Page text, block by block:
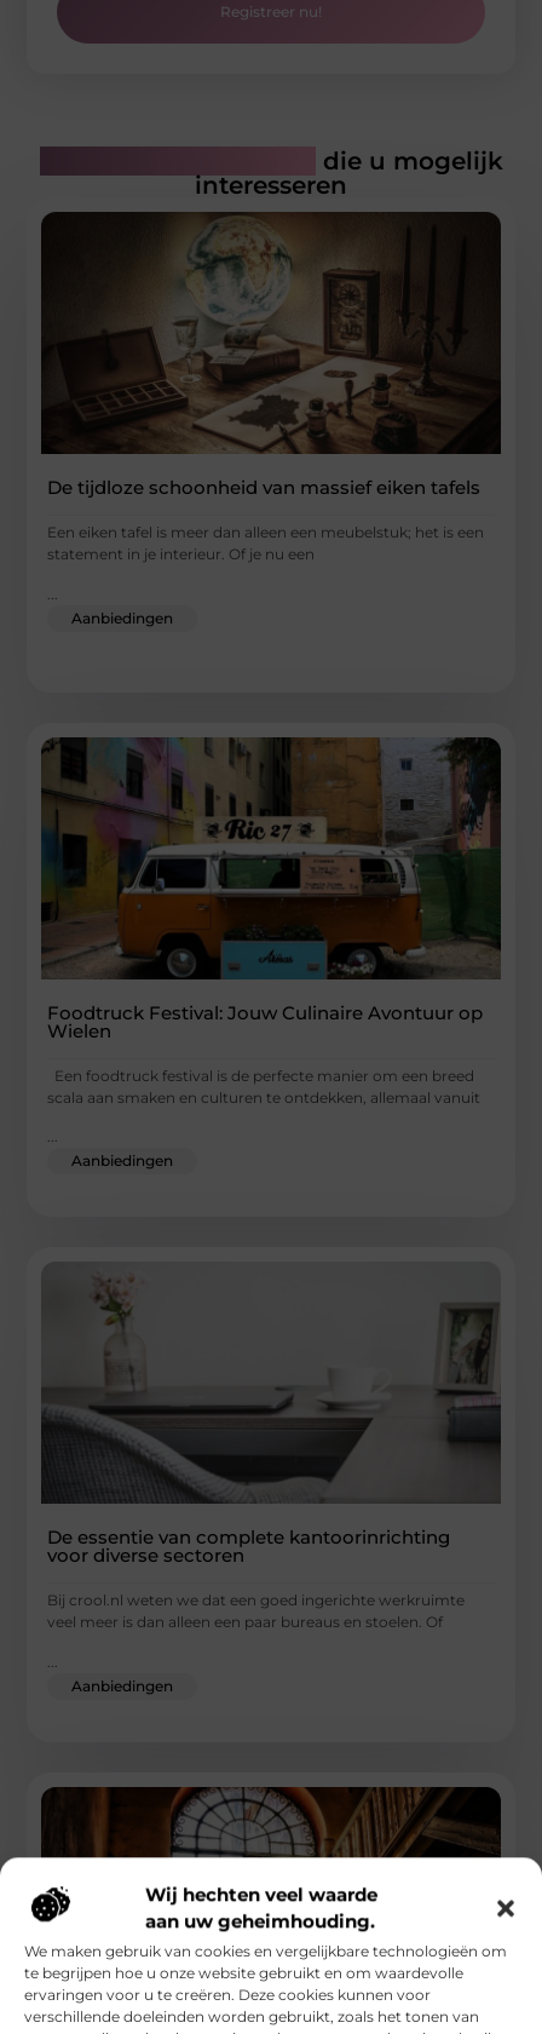
Wij hechten veel waarde
aan uw geheimhouding.
We maken gebruik van cookies en vergelijkbare technologieën om
te begrijpen hoe u onze website gebruikt en om waardevolle
ervaringen voor u te creëren. Deze cookies kunnen voor
verschillende doeleinden worden gebruikt, zoals het tonen van
Registreer nu!
die u mogelijk
interesseren
De tijdloze schoonheid van massief eiken tafels
Een eiken tafel is meer dan alleen een meubelstuk; het is een
statement in je interieur. Of je nu een
Aanbiedingen
Foodtruck Festival: Jouw Culinaire Avontuur op
Wielen
Een foodtruck festival is de perfecte manier om een breed
scala aan smaken en culturen te ontdekken, allemaal vanuit
...
Aanbiedingen
De essentie van complete kantoorinrichting
voor diverse sectoren
Bij crool.nl weten we dat een goed ingerichte werkruimte
veel meer is dan alleen een paar bureaus en stoelen. Of
Aanbiedingen